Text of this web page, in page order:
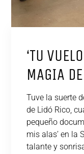
‘TU
MAGIA
Tuve la suerte
de Lidó Rico,
pequeño
mis alas’ en la
talante y